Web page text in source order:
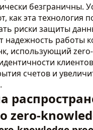
безграничны.
как эта технология
риски защиты
надежность работы
использующий
счетов и
zero-